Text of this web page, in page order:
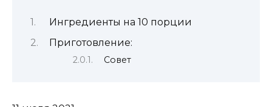
Ингредиенты на 10 порции
Приготовление:
Совет